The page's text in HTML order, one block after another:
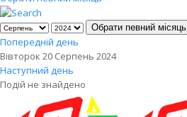
Обрати певний місяць
Попередній день
Вівторок 20 Серпень 2024
Наступний день
Подій не знайдено